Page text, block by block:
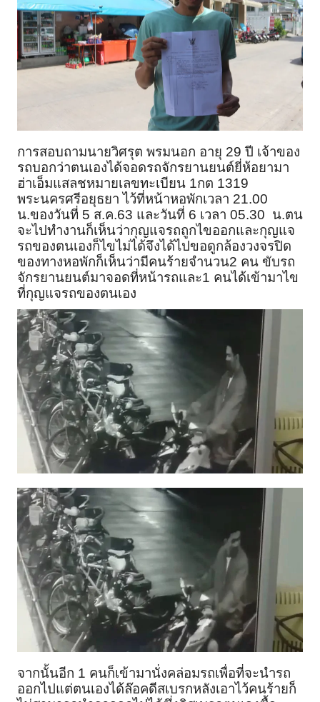
การสอบถามนายวิศรุต พรมนอก อายุ 29 ปี เจ้าของ
รถบอกว่าตนเองได้จอดรถจักรยานยนต์ยี่ห้อยามา
ฮ่าเอ็มแสลชหมายเลขทะเบียน 1กต 1319
พระนครศรีอยุธยา ไว้ที่หน้าหอพักเวลา 21.00
น.ของวันที่ 5 ส.ค.63 และวันที่ 6 เวลา 05.30 น.ตน
จะไปทำงานก็เห็นว่ากุญแจรถถูกไขออกและกุญแจ
รถของตนเองก็ไขไม่ได้จึงได้ไปขอดูกล้องวงจรปิด
ของทางหอพักก็เห็นว่ามีคนร้ายจำนวน2 คน ขับรถ
จักรยานยนต์มาจอดที่หน้ารถและ1 คนได้เข้ามาไข
ที่กุญแจรถของตนเอง
จากนั้นอีก 1 คนก็เข้ามานั่งคล่อมรถเพื่อที่จะนำรถ
ออกไปแต่ตนเองได้ล๊อคดีสเบรกหลังเอาไว้คนร้ายก็